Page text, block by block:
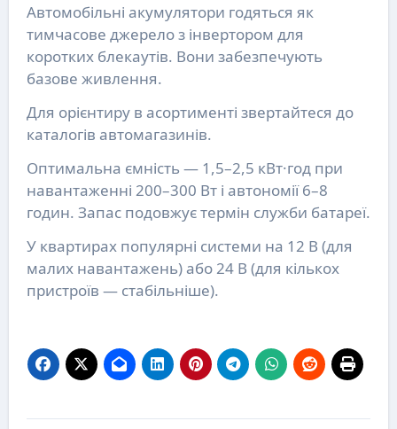
Автомобільні акумулятори годяться як
тимчасове джерело з інвертором для
коротких блекаутів. Вони забезпечують
базове живлення.
Для орієнтиру в асортименті звертайтеся до
каталогів автомагазинів.
Оптимальна ємність — 1,5–2,5 кВт·год при
навантаженні 200–300 Вт і автономії 6–8
годин. Запас подовжує термін служби батареї.
У квартирах популярні системи на 12 В (для
малих навантажень) або 24 В (для кількох
пристроїв — стабільніше).